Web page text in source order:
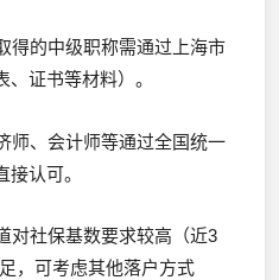
得的中级职称需通过上海市
证书等材料）。
师、会计师等通过全国统一
认可。
对社保基数要求较高（近3
，可考虑其他落户方式